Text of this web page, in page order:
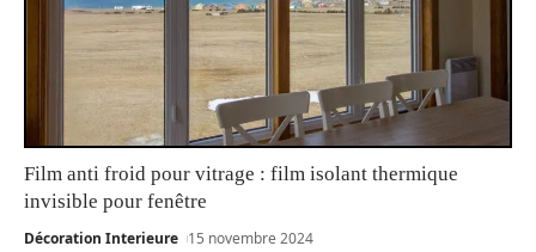
Film anti froid pour vitrage : film isolant thermique
invisible pour fenêtre
Décoration Interieure 15 novembre 2024